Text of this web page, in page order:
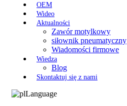
OEM
Wideo
Aktualności
Zawór motylkowy
siłownik pneumatyczny
Wiadomości firmowe
Wiedza
Blog
Skontaktuj się z nami
Language